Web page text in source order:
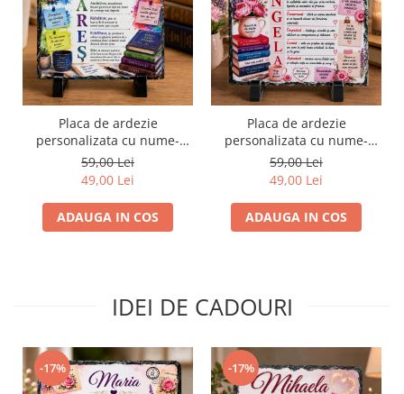
Placa de ardezie
personalizata cu nume-
Rares
59,00 Lei
49,00 Lei
ADAUGA IN COS
Placa de ardezie
personalizata cu nume-
Angela
59,00 Lei
49,00 Lei
ADAUGA IN COS
IDEI DE CADOURI
-17% -17%